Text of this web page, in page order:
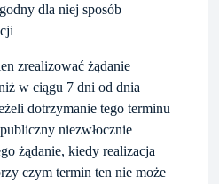
dla niej sposób
zrealizować żądanie
w ciągu 7 dni od dnia
dotrzymanie tego terminu
niezwłocznie
żądanie, kiedy realizacja
czym termin ten nie może